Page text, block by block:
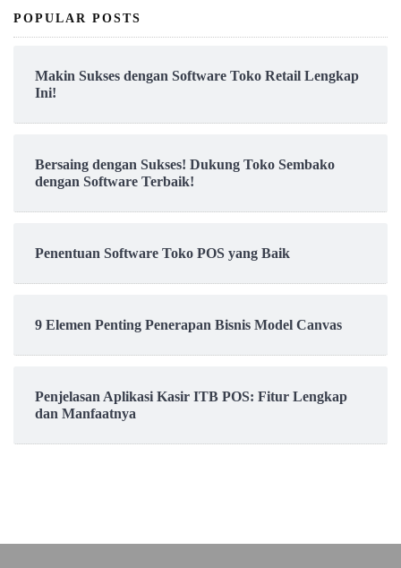
POPULAR POSTS
Makin Sukses dengan Software Toko Retail Lengkap
Ini!
Bersaing dengan Sukses! Dukung Toko Sembako
dengan Software Terbaik!
Penentuan Software Toko POS yang Baik
9 Elemen Penting Penerapan Bisnis Model Canvas
Penjelasan Aplikasi Kasir ITB POS: Fitur Lengkap
dan Manfaatnya